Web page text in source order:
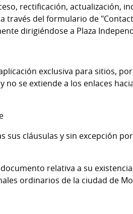
rectificación, actualización,
través del formulario de
dirigiéndose a Plaza
exclusiva para sitios,
no se extiende a los enlaces
sus cláusulas y sin excepción
relativa a su
ordinarios de la ciudad de